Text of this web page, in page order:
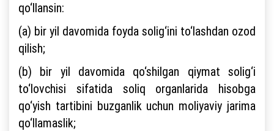
qo‘llansin:
(a) bir yil davomida foyda solig‘ini to‘lashdan ozod
qilish;
(b) bir yil davomida qo‘shilgan qiymat solig‘i
to‘lovchisi sifatida soliq organlarida hisobga
qo‘yish tartibini buzganlik uchun moliyaviy jarima
qo‘llamaslik;